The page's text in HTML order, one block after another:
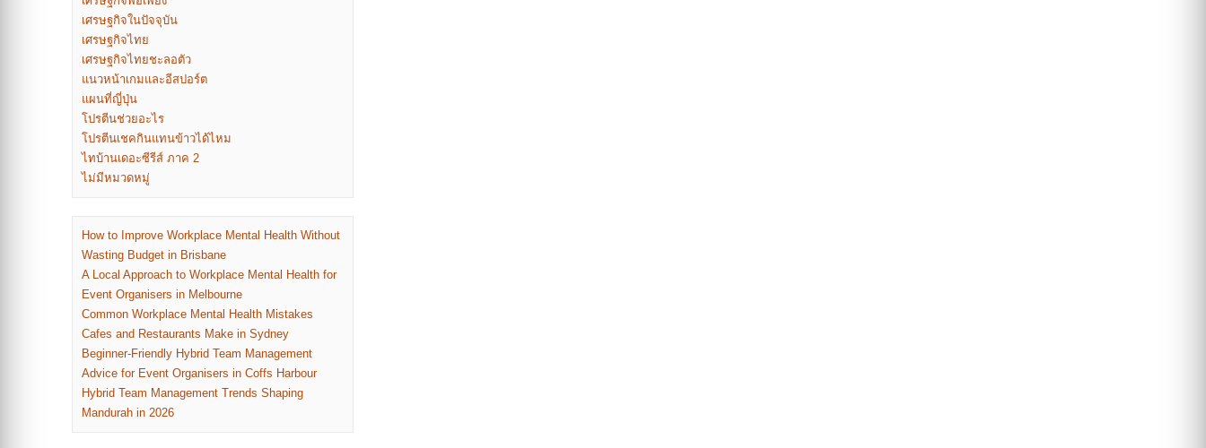
เศรษฐกิจในปัจจุบัน
เศรษฐกิจไทย
เศรษฐกิจไทยชะลอตัว
แนวหน้าเกมและอีสปอร์ต
แผนที่ญี่ปุ่น
โปรตีนช่วยอะไร
โปรตีนเชคกินแทนข้าวได้ไหม
ไทบ้านเดอะซีรีส์ ภาค 2
ไม่มีหมวดหมู่
How to Improve Workplace Mental Health Without
Wasting Budget in Brisbane
A Local Approach to Workplace Mental Health for
Event Organisers in Melbourne
Common Workplace Mental Health Mistakes
Cafes and Restaurants Make in Sydney
Beginner-Friendly Hybrid Team Management
Advice for Event Organisers in Coffs Harbour
Hybrid Team Management Trends Shaping
Mandurah in 2026